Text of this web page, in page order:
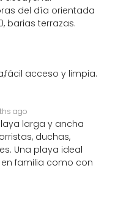
del día orientada
barias terrazas.
acceso y limpia.
ago
larga y ancha
duchas,
Una playa ideal
familia como con